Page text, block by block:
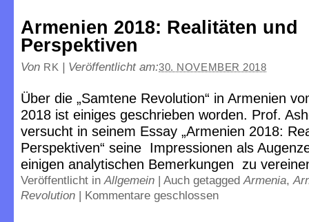
Armenien 2018: Realitäten und
Perspektiven
Von RK | Veröffentlicht am:30. NOVEMBER 2018
Über die „Samtene Revolution“ in Armenien
2018 ist einiges geschrieben worden. Prof.
versucht in seinem Essay „Armenien 2018:
Perspektiven“ seine Impressionen als
einigen analytischen Bemerkungen zu
Veröffentlicht inAllgemein | Auch getaggedArmenia,
Revolution | Kommentare geschlossen